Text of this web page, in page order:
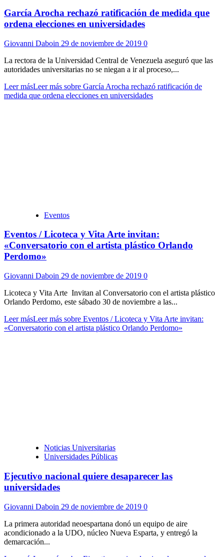
García Arocha rechazó ratificación de medida que
ordena elecciones en universidades
Giovanni Daboin 29 de noviembre de 2019 0
La rectora de la Universidad Central de Venezuela aseguró que las
autoridades universitarias no se niegan a ir al proceso,...
Leer másLeer más sobre García Arocha rechazó ratificación de
medida que ordena elecciones en universidades
Eventos
Eventos / Licoteca y Vita Arte invitan:
«Conversatorio con el artista plástico Orlando
Perdomo»
Giovanni Daboin 29 de noviembre de 2019 0
Licoteca y Vita Arte Invitan al Conversatorio con el artista plástico
Orlando Perdomo, este sábado 30 de noviembre a las...
Leer másLeer más sobre Eventos / Licoteca y Vita Arte invitan:
«Conversatorio con el artista plástico Orlando Perdomo»
Noticias Universitarias
Universidades Públicas
Ejecutivo nacional quiere desaparecer las
universidades
Giovanni Daboin 29 de noviembre de 2019 0
La primera autoridad neoespartana donó un equipo de aire
acondicionado a la UDO, núcleo Nueva Esparta, y entregó la
demarcación...